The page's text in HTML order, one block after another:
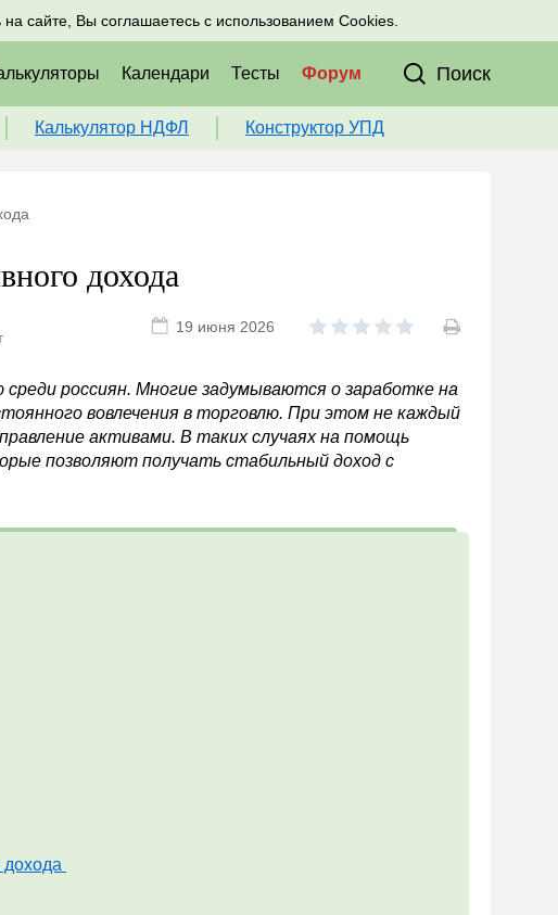
на сайте, Вы соглашаетесь с использованием Cookies.
Присоединяйтесь к нам в соц. сетях:
Календари Тесты Форум Поиск
Калькулятор НДФЛ Конструктор УПД
дохода
19 июня 2026
россиян. Многие задумываются о заработке на
вовлечения в торговлю. При этом не каждый
активами. В таких случаях на помощь
позволяют получать стабильный доход с